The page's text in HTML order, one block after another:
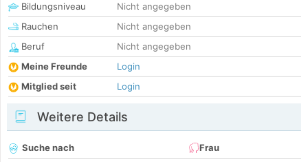
Bildungsniveau
Nicht angegeben
Rauchen
Nicht angegeben
Beruf
Nicht angegeben
Meine Freunde
Login
Mitglied seit
Login
Weitere Details
Suche nach
Frau